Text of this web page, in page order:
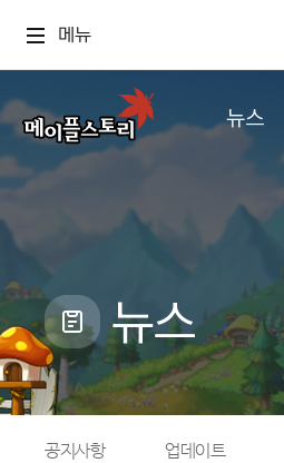
메뉴
뉴스
공지사항
업데이트
캐시샵 공지
메이플 알림판
with maple
뉴스
공지사항 업데이트